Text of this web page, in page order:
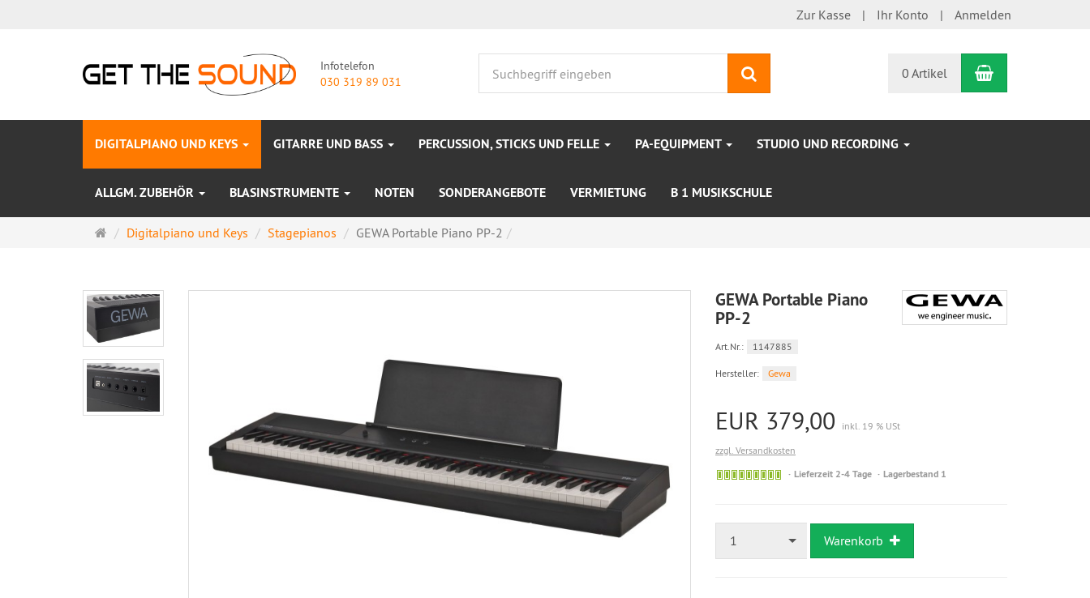
Zur Kasse Ihr Konto Anmelden
Infotelefon
030 319 89 031
0 Artikel Warenkorb
DIGITALPIANO UND KEYS GITARRE UND BASS PERCUSSION, STICKS UND FELLE PA-EQUIPMENT STUDIO UND RECORDING
ALLGM. ZUBEHÖR BLASINSTRUMENTE NOTEN SONDERANGEBOTE VERMIETUNG B 1 MUSIKSCHULE
Startseite
Digitalpiano und Keys Stagepianos GEWA Portable Piano PP-2
GEWA Portable Piano
PP-2
Art.Nr.: 1147885
Hersteller: Gewa
EUR 379,00
inkl. 19 % USt
zzgl. Versandkosten
Lieferzeit 2-4 Tage Lagerbestand 1
1 Warenkorb